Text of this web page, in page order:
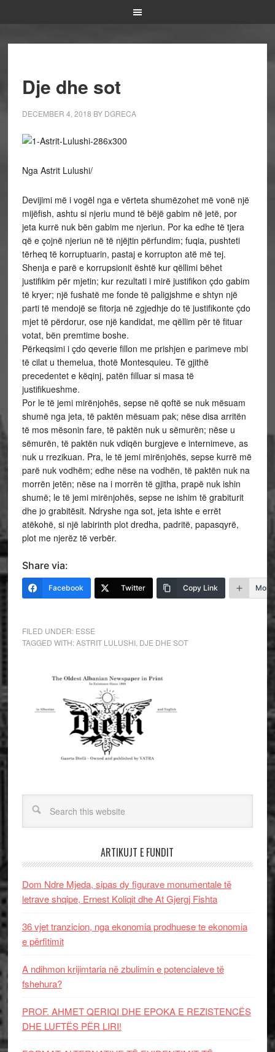
Dje dhe sot
DECEMBER 4, 2018 BY DGRECA
Nga Astrit Lulushi/
Devijimi më i vogël nga e vërteta shumëzohet më vonë një
mijëfish, ashtu si njeriu mund të bëjë gabim në jetë, por
jeta kurrë nuk bën gabim me njeriun. Por ka edhe të tjera
që e çojnë njeriun në të njëjtin përfundim; fuqia, pushteti
tërheq të korruptuarin, pastaj e korrupton atë më tej.
Shenja e parë e korrupsionit është kur qëllimi bëhet
justifikim për mjetin; kur rezultati i mirë justifikon çdo gabim
të kryer; një fushatë me fonde të paligjshme e shtyn një
parti të mendojë se fitorja në zgjedhje do të justifikonte çdo
mjet të përdorur, ose një kandidat, me qëllim për të fituar
votat, bën premtime boshe.
Përkeqsimi i çdo qeverie fillon me prishjen e parimeve mbi
të cilat u themelua, thotë Montesquieu. Të gjithë
precedentet e këqinj, patën filluar si masa të
justifikueshme.
Por le të jemi mirënjohës, sepse në qoftë se nuk mësuam
shumë nga jeta, të paktën mësuam pak; nëse disa arritën
të mos mësonin fare, të paktën nuk u sëmurën; nëse u
sëmurën, të paktën nuk vdiqën burgjeve e internimeve, as
nuk u rrezikuan. Pra, le të jemi mirënjohës, sepse kurrë më
parë nuk vodhëm; edhe nëse na vodhën, të paktën nuk na
morrën jetën; nëse na i morrën të gjitha, prapë nuk ishin
shumë; le të jemi mirënjohës, sepse ne ishim të grabiturit
dhe jo grabitësit. Ndryshe nga sot, jeta ishte e errët
atëkohë, si një labirinth plot dredha, padritë, papasqyrë,
plot me njerëz të verbër.
Share via:
Facebook Twitter Copy Link More
FILED UNDER: ESSE
TAGGED WITH:ASTRIT LULUSHI, DJE DHE SOT
ARTIKUJT E FUNDIT
Dom Ndre Mjeda, sipas dy figurave monumentale të
letrave shqipe, Ernest Koliqit dhe At Gjergj Fishta
36 vjet tranzicion, nga ekonomia prodhuese te ekonomia
e përfitimit
A ndihmon krijimtaria në zbulimin e potencialeve të
fshehura?
PROF. AHMET QERIQI DHE EPOKA E REZISTENCЁS
DHE LUFTЁS PЁR LIRI!